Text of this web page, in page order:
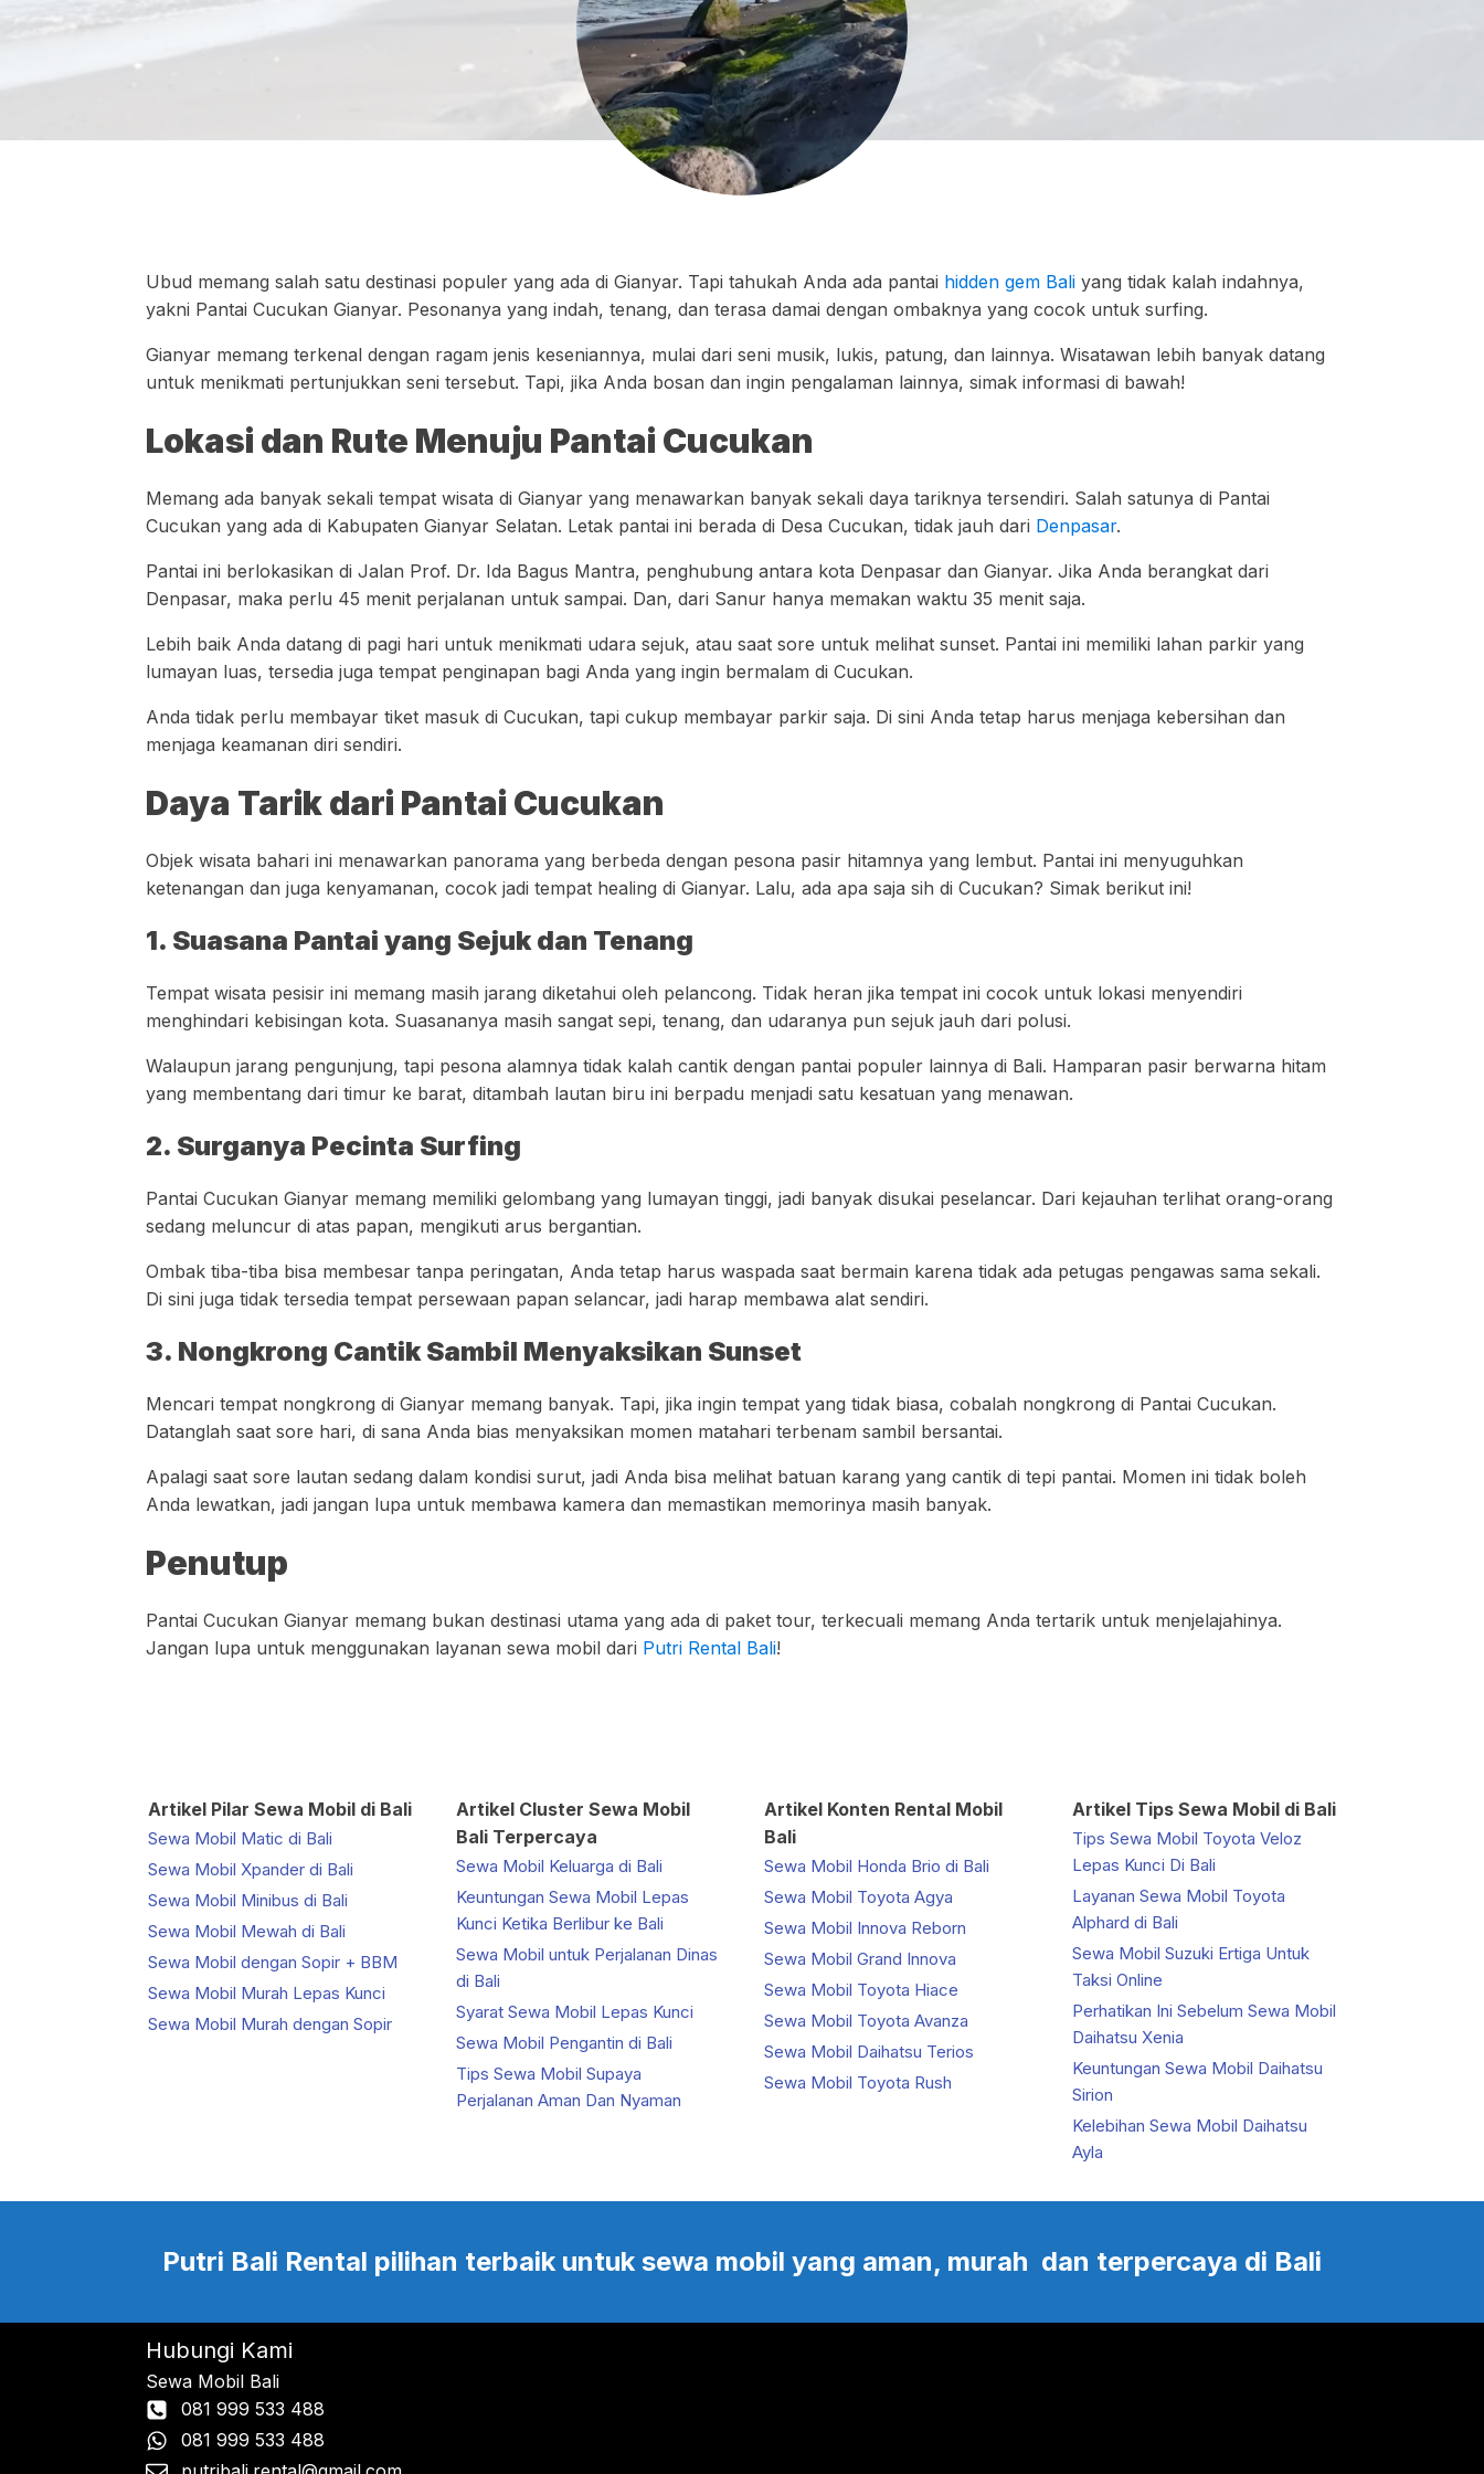
Ubud memang salah satu destinasi populer yang ada di Gianyar. Tapi tahukah Anda ada pantai hidden gem Bali yang tidak kalah indahnya,
yakni Pantai Cucukan Gianyar. Pesonanya yang indah, tenang, dan terasa damai dengan ombaknya yang cocok untuk surfing.
Gianyar memang terkenal dengan ragam jenis keseniannya, mulai dari seni musik, lukis, patung, dan lainnya. Wisatawan lebih banyak datang
untuk menikmati pertunjukkan seni tersebut. Tapi, jika Anda bosan dan ingin pengalaman lainnya, simak informasi di bawah!
Lokasi dan Rute Menuju Pantai Cucukan
Memang ada banyak sekali tempat wisata di Gianyar yang menawarkan banyak sekali daya tariknya tersendiri. Salah satunya di Pantai
Cucukan yang ada di Kabupaten Gianyar Selatan. Letak pantai ini berada di Desa Cucukan, tidak jauh dari Denpasar.
Pantai ini berlokasikan di Jalan Prof. Dr. Ida Bagus Mantra, penghubung antara kota Denpasar dan Gianyar. Jika Anda berangkat dari
Denpasar, maka perlu 45 menit perjalanan untuk sampai. Dan, dari Sanur hanya memakan waktu 35 menit saja.
Lebih baik Anda datang di pagi hari untuk menikmati udara sejuk, atau saat sore untuk melihat sunset. Pantai ini memiliki lahan parkir yang
lumayan luas, tersedia juga tempat penginapan bagi Anda yang ingin bermalam di Cucukan.
Anda tidak perlu membayar tiket masuk di Cucukan, tapi cukup membayar parkir saja. Di sini Anda tetap harus menjaga kebersihan dan
menjaga keamanan diri sendiri.
Daya Tarik dari Pantai Cucukan
Objek wisata bahari ini menawarkan panorama yang berbeda dengan pesona pasir hitamnya yang lembut. Pantai ini menyuguhkan
ketenangan dan juga kenyamanan, cocok jadi tempat healing di Gianyar. Lalu, ada apa saja sih di Cucukan? Simak berikut ini!
1. Suasana Pantai yang Sejuk dan Tenang
Tempat wisata pesisir ini memang masih jarang diketahui oleh pelancong. Tidak heran jika tempat ini cocok untuk lokasi menyendiri
menghindari kebisingan kota. Suasananya masih sangat sepi, tenang, dan udaranya pun sejuk jauh dari polusi.
Walaupun jarang pengunjung, tapi pesona alamnya tidak kalah cantik dengan pantai populer lainnya di Bali. Hamparan pasir berwarna hitam
yang membentang dari timur ke barat, ditambah lautan biru ini berpadu menjadi satu kesatuan yang menawan.
2. Surganya Pecinta Surfing
Pantai Cucukan Gianyar memang memiliki gelombang yang lumayan tinggi, jadi banyak disukai peselancar. Dari kejauhan terlihat orang-orang
sedang meluncur di atas papan, mengikuti arus bergantian.
Ombak tiba-tiba bisa membesar tanpa peringatan, Anda tetap harus waspada saat bermain karena tidak ada petugas pengawas sama sekali.
Di sini juga tidak tersedia tempat persewaan papan selancar, jadi harap membawa alat sendiri.
3. Nongkrong Cantik Sambil Menyaksikan Sunset
Mencari tempat nongkrong di Gianyar memang banyak. Tapi, jika ingin tempat yang tidak biasa, cobalah nongkrong di Pantai Cucukan.
Datanglah saat sore hari, di sana Anda bias menyaksikan momen matahari terbenam sambil bersantai.
Apalagi saat sore lautan sedang dalam kondisi surut, jadi Anda bisa melihat batuan karang yang cantik di tepi pantai. Momen ini tidak boleh
Anda lewatkan, jadi jangan lupa untuk membawa kamera dan memastikan memorinya masih banyak.
Penutup
Pantai Cucukan Gianyar memang bukan destinasi utama yang ada di paket tour, terkecuali memang Anda tertarik untuk menjelajahinya.
Jangan lupa untuk menggunakan layanan sewa mobil dari Putri Rental Bali!
Artikel Pilar Sewa Mobil di Bali
Sewa Mobil Matic di Bali
Sewa Mobil Xpander di Bali
Sewa Mobil Minibus di Bali
Sewa Mobil Mewah di Bali
Sewa Mobil dengan Sopir + BBM
Sewa Mobil Murah Lepas Kunci
Sewa Mobil Murah dengan Sopir
Artikel Cluster Sewa Mobil
Bali Terpercaya
Sewa Mobil Keluarga di Bali
Keuntungan Sewa Mobil Lepas
Kunci Ketika Berlibur ke Bali
Sewa Mobil untuk Perjalanan Dinas
di Bali
Syarat Sewa Mobil Lepas Kunci
Sewa Mobil Pengantin di Bali
Tips Sewa Mobil Supaya
Perjalanan Aman Dan Nyaman
Artikel Konten Rental Mobil
Bali
Sewa Mobil Honda Brio di Bali
Sewa Mobil Toyota Agya
Sewa Mobil Innova Reborn
Sewa Mobil Grand Innova
Sewa Mobil Toyota Hiace
Sewa Mobil Toyota Avanza
Sewa Mobil Daihatsu Terios
Sewa Mobil Toyota Rush
Artikel Tips Sewa Mobil di Bali
Tips Sewa Mobil Toyota Veloz
Lepas Kunci Di Bali
Layanan Sewa Mobil Toyota
Alphard di Bali
Sewa Mobil Suzuki Ertiga Untuk
Taksi Online
Perhatikan Ini Sebelum Sewa Mobil
Daihatsu Xenia
Keuntungan Sewa Mobil Daihatsu
Sirion
Kelebihan Sewa Mobil Daihatsu
Ayla
Putri Bali Rental pilihan terbaik untuk sewa mobil yang aman, murah dan terpercaya di Bali
Hubungi Kami
Sewa Mobil Bali
081 999 533 488
081 999 533 488